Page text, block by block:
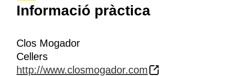
Informació pràctica
Clos Mogador
Cellers
http://www.closmogador.com